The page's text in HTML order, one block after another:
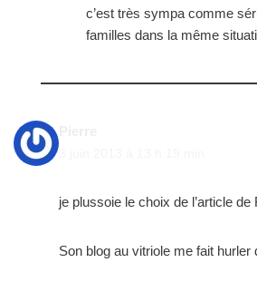
c’est très sympa comme
familles dans la même
je plussoie le choix de l’article de
Son blog au vitriole me fait hurler